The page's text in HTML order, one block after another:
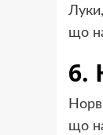
що
6.
що